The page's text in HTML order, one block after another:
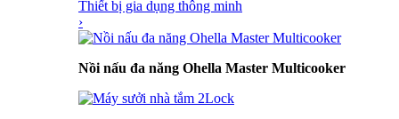
Thiết bị gia dụng thông minh
›
Nồi nấu đa năng Ohella Master Multicooker